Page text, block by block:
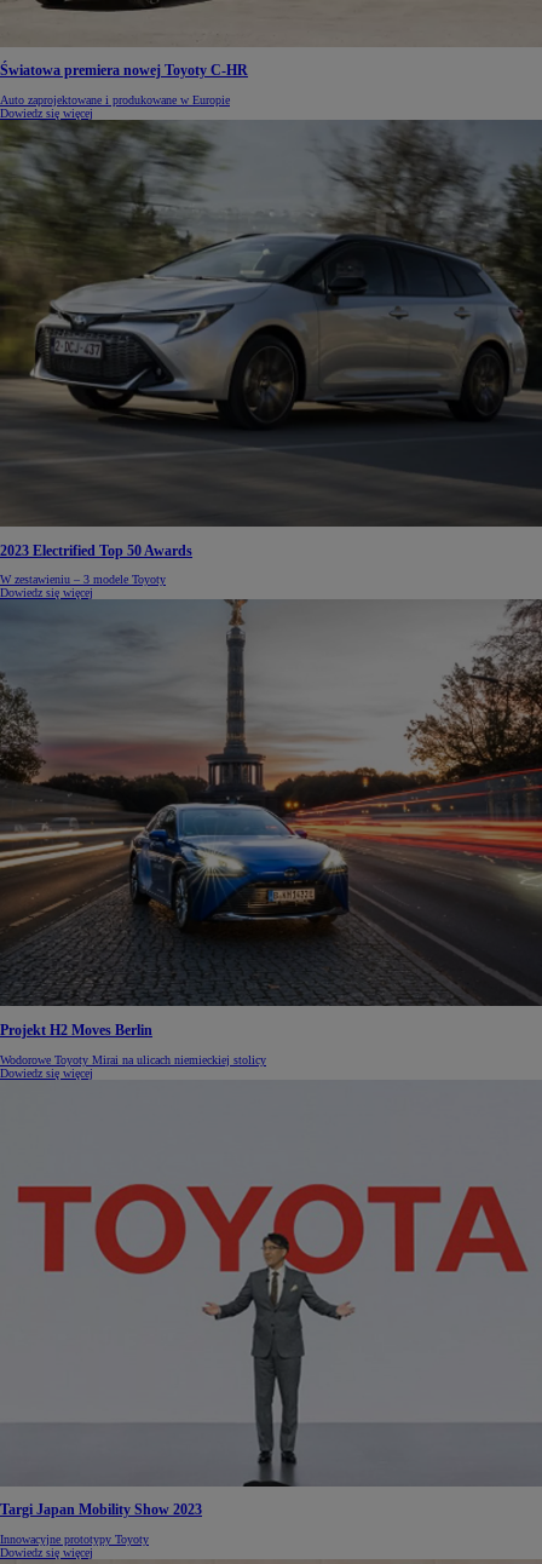
Światowa premiera nowej Toyoty C-HR
Auto zaprojektowane i produkowane w Europie
Dowiedz się więcej
2023 Electrified Top 50 Awards
W zestawieniu – 3 modele Toyoty
Dowiedz się więcej
Projekt H2 Moves Berlin
Wodorowe Toyoty Mirai na ulicach niemieckiej stolicy
Dowiedz się więcej
Targi Japan Mobility Show 2023
Innowacyjne prototypy Toyoty
Dowiedz się więcej